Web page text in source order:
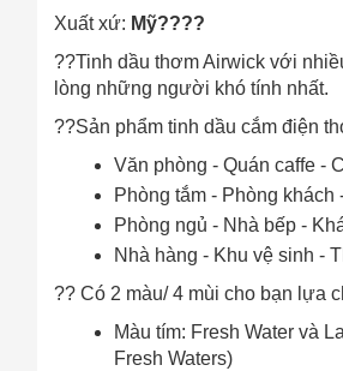
Xuất xứ: Mỹ????
??Tinh dầu thơm Airwick với
lòng những người khó tính nhất.
??Sản phẩm tinh dầu cắm điện
Văn phòng - Quán caffe -
Phòng tắm - Phòng khách
Phòng ngủ - Nhà bếp -
Nhà hàng - Khu vệ sinh -
?? Có 2 màu/ 4 mùi cho bạn lựa
Màu tím: Fresh Water và
Fresh Waters)